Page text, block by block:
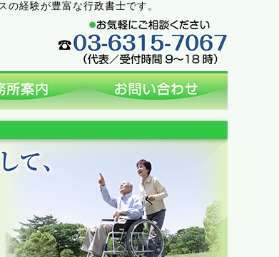
経験が豊富な行政書士です。